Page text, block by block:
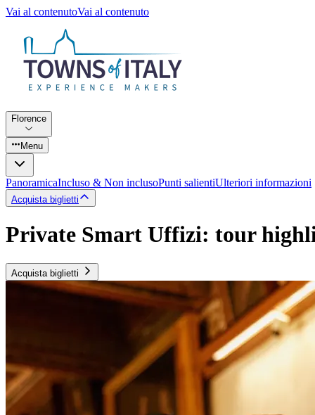
Vai al contenutoVai al contenuto
Florence
Menu
PanoramicaIncluso & Non inclusoPunti salientiUlteriori informazioni
Acquista biglietti
Private Smart Uffizi: tour
Acquista biglietti